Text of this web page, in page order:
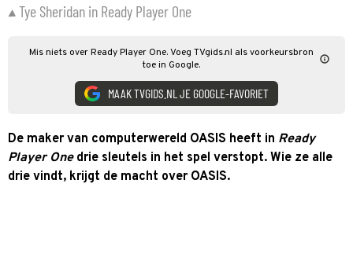
Tye Sheridan in Ready Player One
Mis niets over Ready Player One. Voeg TVgids.nl als voorkeursbron
toe in Google.
MAAK TVGIDS.NL JE GOOGLE-FAVORIET
De maker van computerwereld OASIS heeft in Ready
Player Onedrie sleutels in het spel verstopt. Wie ze alle
drie vindt, krijgt de macht over OASIS.